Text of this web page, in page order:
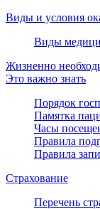
Виды и условия
Виды
Жизненно
Это важно знать
Порядок
Памятка
Часы
Правила
Правила
Страхование
Перечень